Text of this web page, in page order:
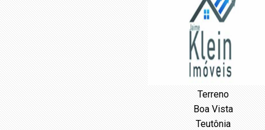
Terreno
Boa Vista
Teutônia